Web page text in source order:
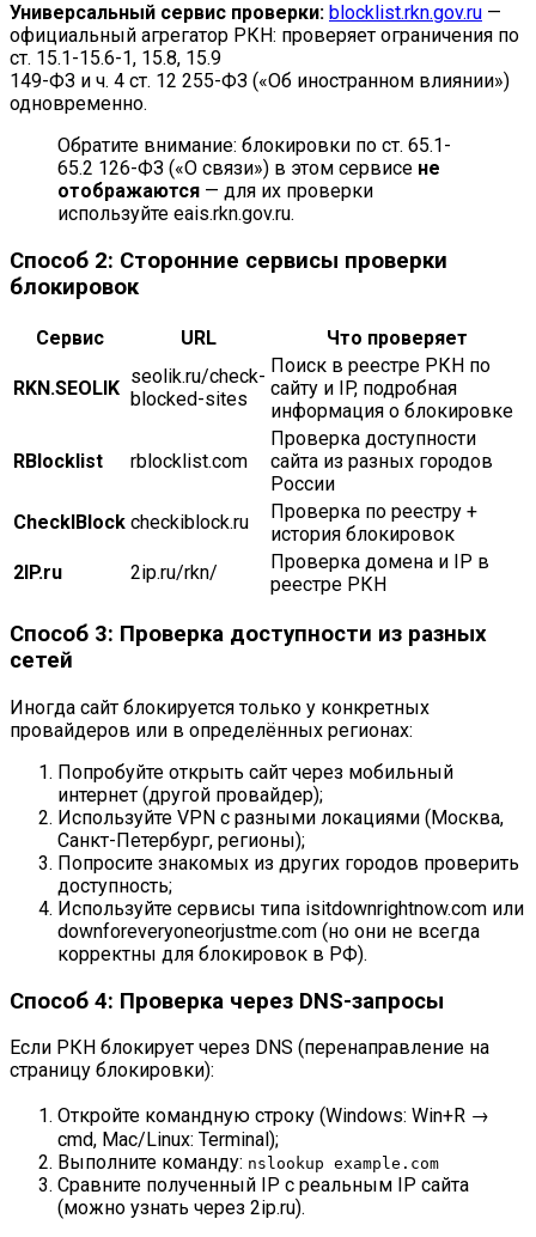
Универсальный сервис проверки: blocklist.rkn.gov.ru —
официальный агрегатор РКН: проверяет ограничения по
ст. 15.1-15.6-1, 15.8, 15.9
149-ФЗ и ч. 4 ст. 12 255-ФЗ («Об иностранном влиянии»)
одновременно.
Обратите внимание: блокировки по ст. 65.1-
65.2 126-ФЗ («О связи») в этом сервисе не
отображаются — для их проверки
используйте eais.rkn.gov.ru.
Способ 2: Сторонние сервисы проверки
блокировок
Сервис URL Что проверяет
RKN.SEOLIK
seolik.ru/check-
blocked-sites
Поиск в реестре РКН по
сайту и IP, подробная
информация о блокировке
RBlocklist rblocklist.com
Проверка доступности
сайта из разных городов
России
CheckIBlock checkiblock.ru
Проверка по реестру +
история блокировок
2IP.ru
2ip.ru/rkn/
Проверка домена и IP в
реестре РКН
Способ 3: Проверка доступности из разных
сетей
Иногда сайт блокируется только у конкретных
провайдеров или в определённых регионах:
Попробуйте открыть сайт через мобильный
интернет (другой провайдер);
Используйте VPN с разными локациями (Москва,
Санкт-Петербург, регионы);
Попросите знакомых из других городов проверить
доступность;
Используйте сервисы типа isitdownrightnow.com или
downforeveryoneorjustme.com (но они не всегда
корректны для блокировок в РФ).
Способ 4: Проверка через DNS-запросы
Если РКН блокирует через DNS (перенаправление на
страницу блокировки):
Откройте командную строку (Windows: Win+R →
cmd, Mac/Linux: Terminal);
Выполните команду: nslookup example.com
Сравните полученный IP с реальным IP сайта
(можно узнать через 2ip.ru).